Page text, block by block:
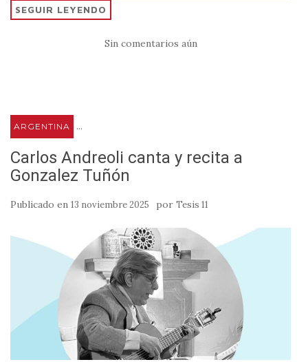
SEGUIR LEYENDO
Sin comentarios aún
ARGENTINA ...
Carlos Andreoli canta y recita a
Gonzalez Tuñón
Publicado en 13 noviembre 2025 por Tesis 11